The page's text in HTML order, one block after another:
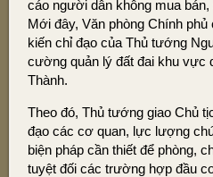
cáo người dân không mua
Mới đây, Văn phòng Chính
kiến chỉ đạo của Thủ tướng
cường quản lý đất đai khu vực
Thành.
Theo đó, Thủ tướng giao Chủ
đạo các cơ quan, lực lượng
biện pháp cần thiết để phòng,
tuyệt đối các trường hợp đầu